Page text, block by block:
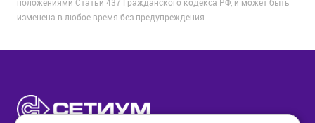
положениями Статьи 437 Гражданского кодекса РФ, и может быть
изменена в любое время без предупреждения.